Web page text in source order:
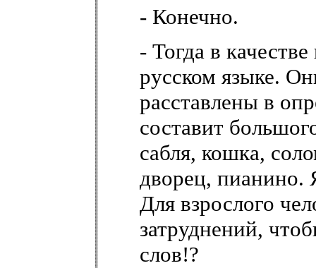
- Конечно.
- Тогда в
русском языке.
расставлены в
составит
сабля, кошка,
дворец, пианино.
Для взрослого
затруднений,
слов!?